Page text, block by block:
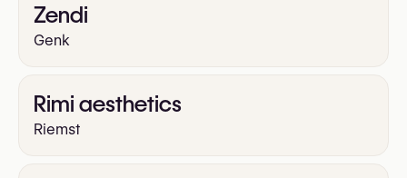
Zendi
Genk
Rimi aesthetics
Riemst